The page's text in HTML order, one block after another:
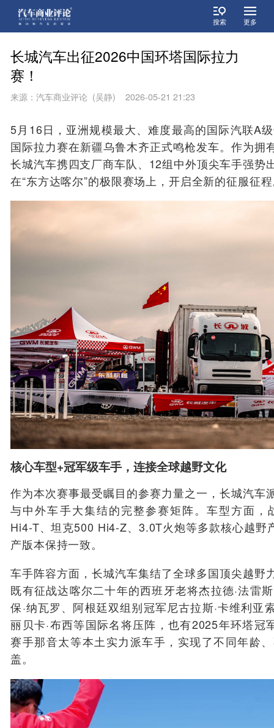
搜索 更多
长城汽车出征2026中国环塔国际拉力
赛！
来源：汽车商业评论 (吴静) 2026-05-21 21:23
5月16日，亚洲规模最大、难度最高的国际汽联
国际拉力赛在新疆乌鲁木齐正式鸣枪发车。作为拥
长城汽车携四支厂商车队、12组中外顶尖车手强势
在“东方达喀尔”的极限赛场上，开启全新的征服征
核心车型+冠军级车手，连接全球越野文化
作为本次赛事最受瞩目的参赛力量之一，长城汽车
与中外车手大集结的完整参赛矩阵。车型方面
Hi4-T、坦克500 Hi4-Z、3.0T火炮等多款核心越野
产版本保持一致。
车手阵容方面，长城汽车集结了全球多国顶尖越野
既有征战达喀尔二十年的西班牙老将杰拉德·法雷
保·纳瓦罗、阿根廷双组别冠军尼古拉斯·卡维利亚
丽贝卡·布西等国际名将压阵，也有2025年环塔冠
赛手那音太等本土实力派车手，实现了不同年龄
盖。